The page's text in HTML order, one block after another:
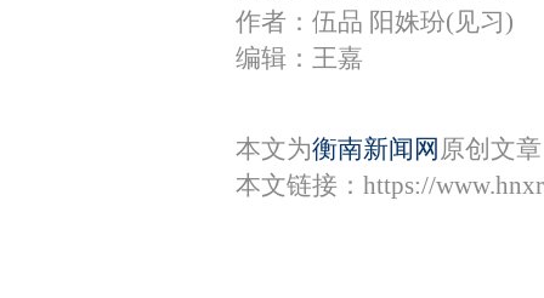
作者：伍品 阳姝玢(见习)
编辑：王嘉
本文为衡南新闻网 原创文
本文链接： https://